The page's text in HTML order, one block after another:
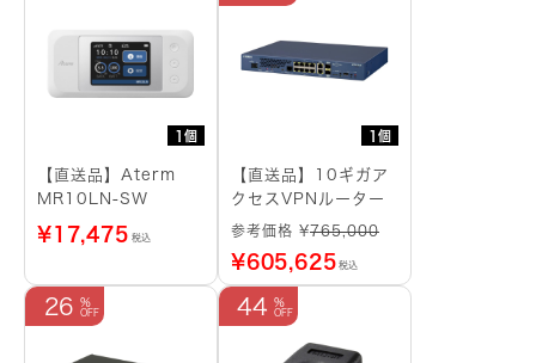
1個
【直送品】Aterm
MR10LN-SW
¥17,475 税込
1個
【直送品】10ギガア
クセスVPNルーター
参考価格 ¥765,000
¥605,625 税込
26 44